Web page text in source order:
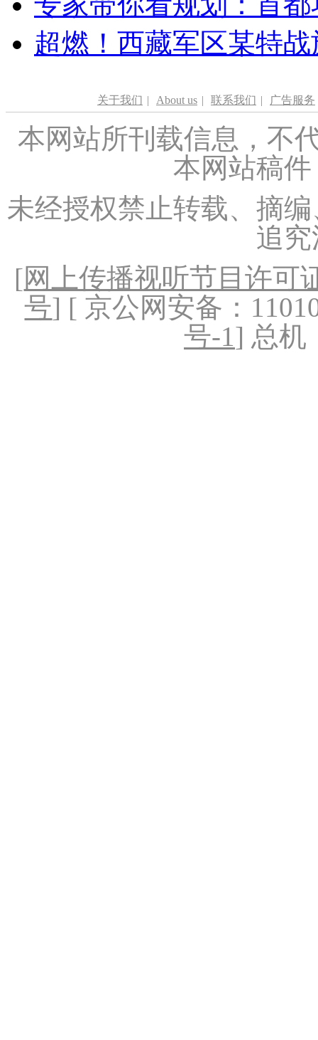
超燃！西藏军区某特
关于我们 | About us | 联系我们 | 广告服务
本网站所刊载信息，不
本网站稿
未经授权禁止转载、摘
追
[网上传播视听节目许可
号] [ 京公网安备：
号-1] 总机